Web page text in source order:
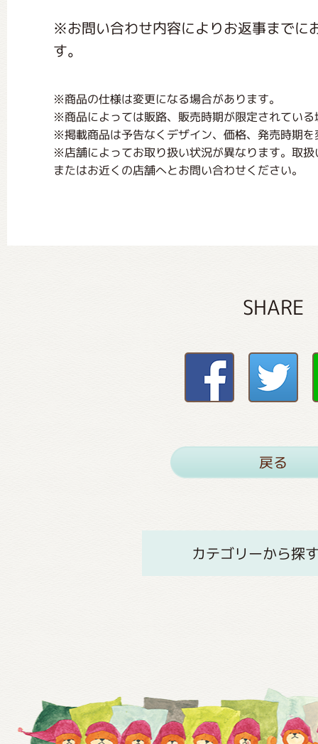
※お問い合わせ内容によりお返事までに
す。
※商品の仕様は変更になる場合があります。
※商品によっては販路、販売時期が限定されてい
※掲載商品は予告なくデザイン、価格、発売時期
※店舗によってお取り扱い状況が異なります。取
またはお近くの店舗へとお問い合わせください。
SHARE
戻る
カテゴリーから探